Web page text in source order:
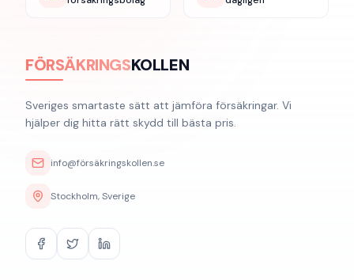
FÖRSÄKRINGSKOLLEN
Sveriges smartaste sätt att jämföra försäkringar. Vi
hjälper dig hitta rätt skydd till bästa pris.
info@försäkringskollen.se
Stockholm, Sverige